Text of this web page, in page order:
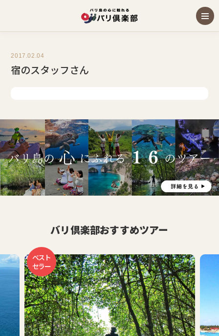
2017.02.04
宿のスタッフさん
バリ倶楽部おすすめツアー
ベスト
セラー